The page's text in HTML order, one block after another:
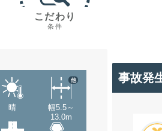
こだわり
条件
晴
幅5.5～
13.0m
他 事故発